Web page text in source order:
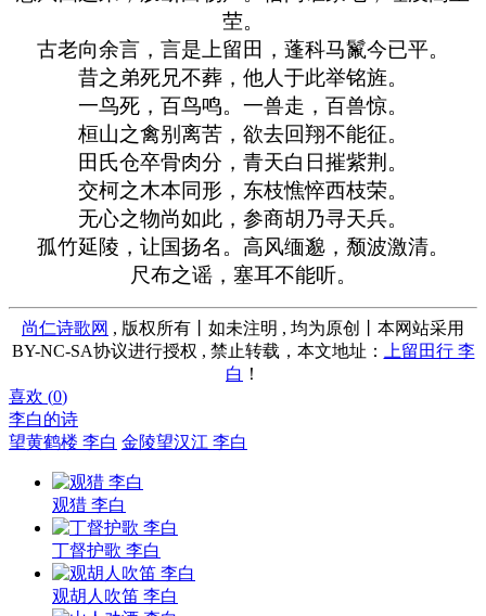
茔。
古老向余言，言是上留田，蓬科马鬣今已平。
昔之弟死兄不葬，他人于此举铭旌。
一鸟死，百鸟鸣。一兽走，百兽惊。
桓山之禽别离苦，欲去回翔不能征。
田氏仓卒骨肉分，青天白日摧紫荆。
交柯之木本同形，东枝憔悴西枝荣。
无心之物尚如此，参商胡乃寻天兵。
孤竹延陵，让国扬名。高风缅邈，颓波激清。
尺布之谣，塞耳不能听。
尚仁诗歌网 , 版权所有丨如未注明 , 均为原创丨本网站采用
BY-NC-SA协议进行授权 , 禁止转载，本文地址：
上留田行 李
白 ！
喜欢 (0)
李白的诗
望黄鹤楼 李白 金陵望汉江 李白
观猎 李白
丁督护歌 李白
观胡人吹笛 李白